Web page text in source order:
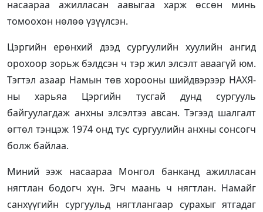
насаараа ажилласан аавыгаа харж өссөн минь
томоохон нөлөө үзүүлсэн.
Цэргийн ерөнхий дээд сургуулийн хуулийн ангид
орохоор зорьж бэлдсэн ч тэр жил элсэлт аваагүй юм.
Тэгтэл азаар Намын төв хорооны шийдвэрээр НАХЯ-
ны харьяа Цэргийн тусгай дунд сургууль
байгуулагдаж анхны элсэлтээ авсан. Тэгээд шалгалт
өгтөл тэнцэж 1974 онд тус сургуулийн анхны сонсогч
болж байлаа.
Миний ээж насаараа Монгол банканд ажилласан
нягтлан бодогч хүн. Эгч маань ч нягтлан. Намайг
санхүүгийн сургуульд нягтлангаар сурахыг ятгадаг